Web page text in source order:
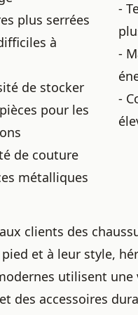
plus serrées
à
de stocker
pour les
de couture
métalliques
-
-
-
clients des
et à leur style,
utilisent
des accessoires